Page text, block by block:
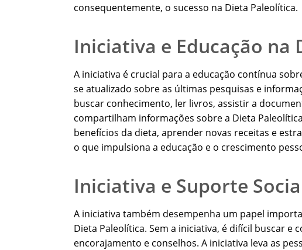
consequentemente, o sucesso na Dieta Paleolítica.
Iniciativa e Educação na
A iniciativa é crucial para a educação contínua
se atualizado sobre as últimas pesquisas e
buscar conhecimento, ler livros, assistir a
compartilham informações sobre a Dieta
benefícios da dieta, aprender novas receitas e
o que impulsiona a educação e o crescimento
Iniciativa e Suporte
A iniciativa também desempenha um papel
Dieta Paleolítica. Sem a iniciativa, é difícil buscar
encorajamento e conselhos. A iniciativa leva as